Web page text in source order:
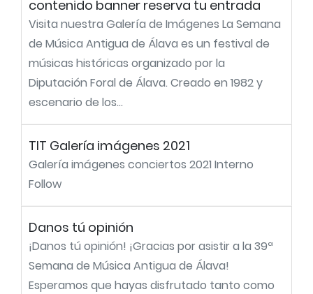
contenido banner reserva tu entrada
Visita nuestra Galería de Imágenes La Semana
de Música Antigua de Álava es un festival de
músicas históricas organizado por la
Diputación Foral de Álava. Creado en 1982 y
escenario de los...
TIT Galería imágenes 2021
Galería imágenes conciertos 2021 Interno
Follow
Danos tú opinión
¡Danos tú opinión! ¡Gracias por asistir a la 39ª
Semana de Música Antigua de Álava!
Esperamos que hayas disfrutado tanto como